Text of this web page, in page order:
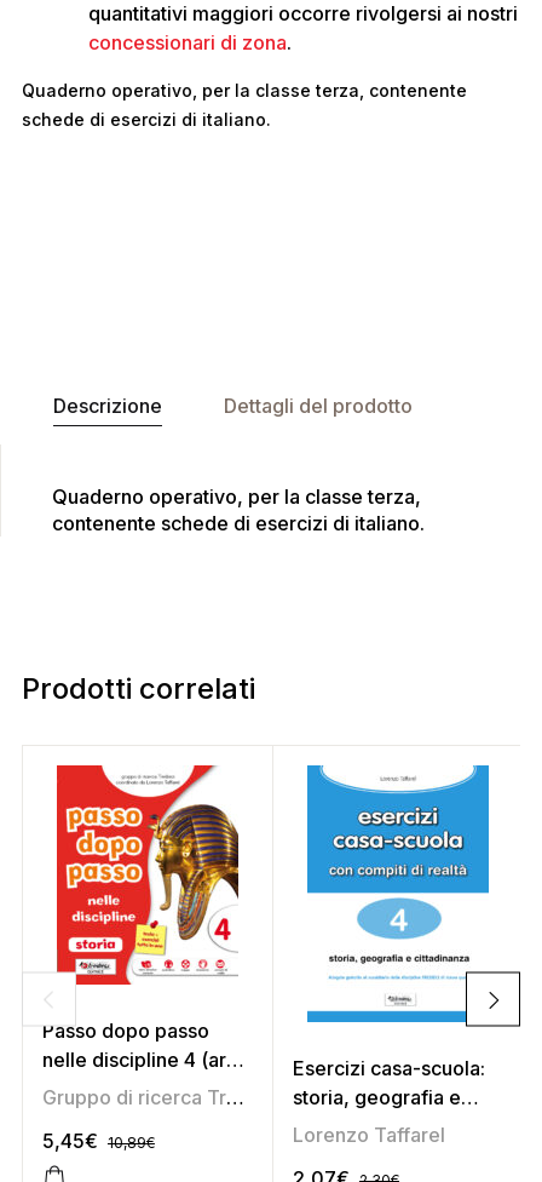
quantitativi maggiori occorre rivolgersi ai nostri
concessionari di zona.
Quaderno operativo, per la classe terza, contenente
schede di esercizi di italiano.
Descrizione Dettagli del prodotto
Quaderno operativo, per la classe terza,
contenente schede di esercizi di italiano.
Prodotti correlati
Passo dopo passo
nelle discipline 4 (area
antropologica)
Gruppo di ricerca Tredieci
5,45€ 10,89€
Esercizi casa-scuola:
storia, geografia e
cittadinanza 4
Lorenzo Taffarel